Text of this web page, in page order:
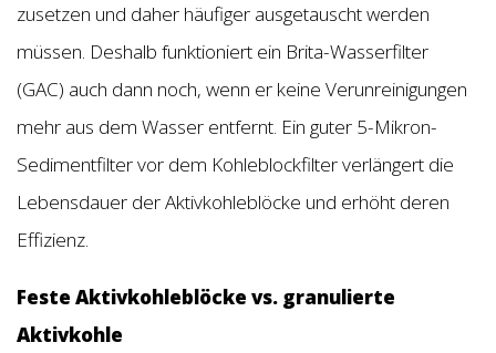
zusetzen und daher häufiger ausgetauscht werden
müssen. Deshalb funktioniert ein Brita-Wasserfilter
(GAC) auch dann noch, wenn er keine Verunreinigungen
mehr aus dem Wasser entfernt. Ein guter 5-Mikron-
Sedimentfilter vor dem Kohleblockfilter verlängert die
Lebensdauer der Aktivkohleblöcke und erhöht deren
Effizienz.
Feste Aktivkohleblöcke vs. granulierte
Aktivkohle